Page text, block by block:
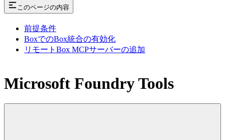
このページの内容
前提条件
BoxでのBox統合の有効化
リモートBox MCPサーバーの追加
Microsoft Foundry Tools